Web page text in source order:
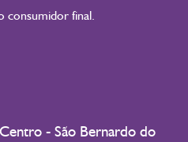
consumidor final.
- São Bernardo do